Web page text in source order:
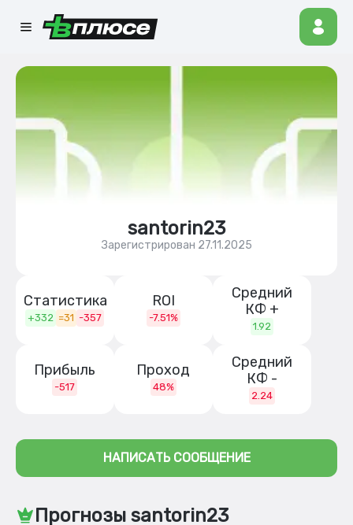
santorin23
Зарегистрирован 27.11.2025
Статистика
+332 =31 -357
ROI
-7.51%
Средний
КФ +
1.92
Прибыль
-517
Проход
48%
Средний
КФ -
2.24
НАПИСАТЬ СООБЩЕНИЕ
Прогнозы santorin23